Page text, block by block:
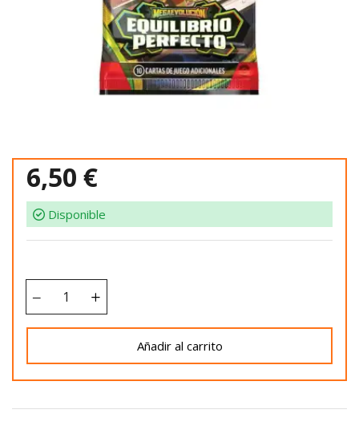
6,50 €
Disponible
Añadir al carrito